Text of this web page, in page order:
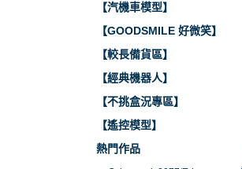
【汽機車模型】
【GOODSMILE 好微笑】
【較長備貨區】
【經典機器人】
【不挑盒況專區】
【遙控模型】
熱門作品